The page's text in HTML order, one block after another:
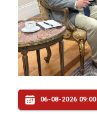
06-08-2026 09:00